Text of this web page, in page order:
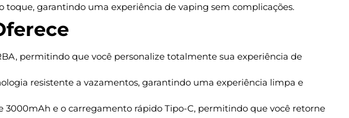
garantindo uma experiência de vaping sem complicações.
permitindo que você personalize totalmente sua experiência de
resistente a vazamentos, garantindo uma experiência limpa e
e o carregamento rápido Tipo-C, permitindo que você retorne